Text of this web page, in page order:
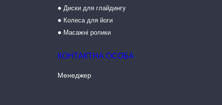
Диски для глайдингу
Колеса для йоги
Масажні ролики
Менеджер